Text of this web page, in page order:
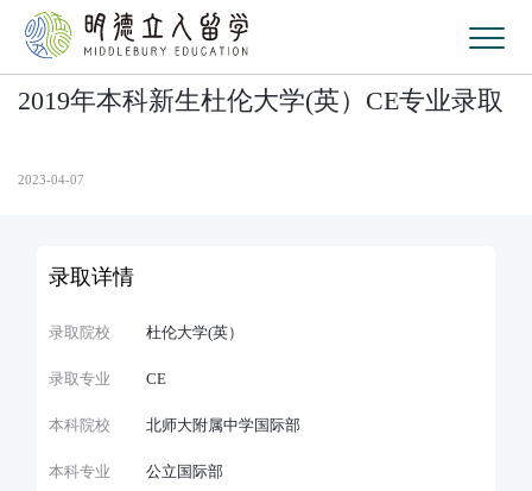
2019年本科新生杜伦大学(英）CE专业录取
2023-04-07
录取详情
录取院校 杜伦大学(英）
录取专业 CE
本科院校 北师大附属中学国际部
本科专业 公立国际部